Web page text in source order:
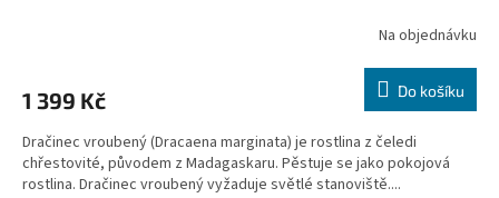
Na objednávku
1 399 Kč Do košíku
Dračinec vroubený (Dracaena marginata) je rostlina z čeledi
chřestovité, původem z Madagaskaru. Pěstuje se jako pokojová
rostlina. Dračinec vroubený vyžaduje světlé stanoviště....